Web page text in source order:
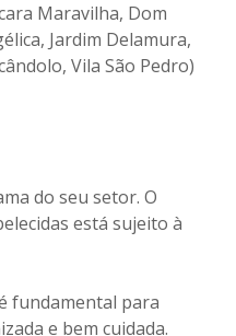
Maravilha, Dom
Jardim Delamura,
Vila São Pedro)
do seu setor. O
está sujeito à
fundamental para
e bem cuidada.